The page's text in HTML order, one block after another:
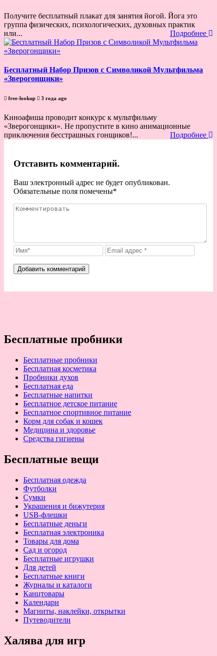
Получите бесплатный плакат для занятия йогой. Йога это
группа физических, психологических, духовных практик
или...
Подробнее
Бесплатный Набор Призов с Символикой Мультфильма
«Зверогонщики»
free-lookup 3 года ago
Киноафиша проводит конкурс к мультфильму
«Зверогонщики». Не пропустите в кино анимационные
приключения бесстрашных гонщиков!...
Подробнее
Отставить комментарий.
Ваш электронный адрес не будет опубликован.
Обязательные поля помечены*
Бесплатные пробники
Бесплатные пробники
Бесплатная косметика
Пробники духов
Бесплатная еда
Бесплатные напитки
Бесплатное детское питание
Бесплатное спортивное питание
Корм для собак и кошек
Медицина и здоровье
Средства гигиены
Бесплатные вещи
Бесплатная одежда
Футболки
Сумки
Украшения и бижутерия
USB-флешки
Бесплатные деньги
Бесплатная электроника
Товары для дома
Сад и огород
Бесплатные игрушки
Для детей
Бесплатные книги
Журналы и каталоги
Канцтовары
Календари
Магниты, наклейки, открытки
Путеводители
Халява для игр